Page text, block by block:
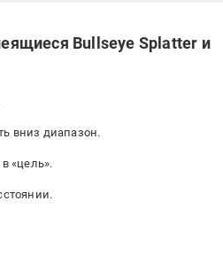
Bullseye Splatter и
вниз диапазон.
«цель».